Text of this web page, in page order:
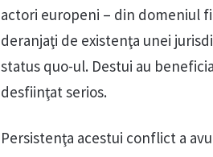
actori europeni – din domeniul
deranjaţi de existenţa unei
status quo-ul. Destui au
desfiinţat serios.
Persistenţa acestui conflict a